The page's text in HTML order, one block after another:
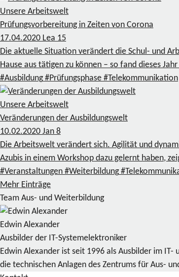
Unsere Arbeitswelt
Prüfungsvorbereitung in Zeiten von Corona
17.04.2020 Lea 15
Die aktuelle Situation verändert die Schul- und
Hause aus tätigen zu können – so fand dieses
#Ausbildung #Prüfungsphase #Telekommunikation
Unsere Arbeitswelt
Veränderungen der Ausbildungswelt
10.02.2020 Jan 8
Die Arbeitswelt verändert sich. Agilität und
Azubis in einem Workshop dazu gelernt haben,
#Veranstaltungen #Weiterbildung
Mehr Einträge
Team Aus- und Weiterbildung
Edwin Alexander
Ausbilder der IT-Systemelektroniker
Edwin Alexander ist seit 1996 als Ausbilder im
die technischen Anlagen des Zentrums für Aus-